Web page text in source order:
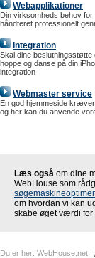
Webapplikationer
Din virksomheds behov
håndteret professionelt
Integration
Skal dine
hoppe og danse på din
integration
Webmaster service
En god hjemmeside
og her kan du anvende
Læs også om dine
WebHouse som
om hvordan vi kan
skabe øget værdi for
Du er her: WebHouse.net